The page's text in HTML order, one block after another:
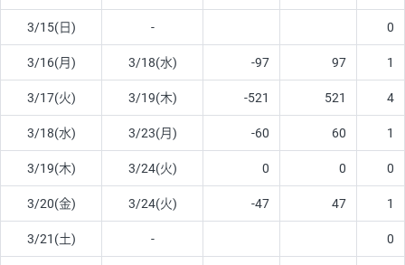
3/15(日) - 0
3/16(月) 3/18(水) -97 97 1
3/17(火) 3/19(木) -521 521 4
3/18(水) 3/23(月) -60 60 1
3/19(木) 3/24(火) 0 0 0
3/20(金) 3/24(火) -47 47 1
3/21(土) - 0